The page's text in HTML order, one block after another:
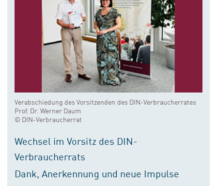
Verabschiedung des Vorsitzenden des DIN-Verbraucherrates
Prof. Dr. Werner Daum
© DIN-Verbraucherrat
Wechsel im Vorsitz des DIN-
Verbraucherrats
Dank, Anerkennung und neue Impulse